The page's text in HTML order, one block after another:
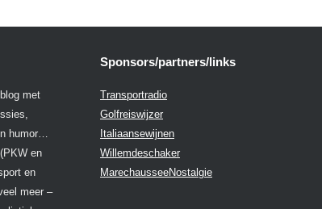
met
humor…
en
en
meer –
Sponsors/partners/links
Transportradio
Golfreiswijzer
Italiaansewijnen
Willemdeschaker
MarechausseeNostalgie